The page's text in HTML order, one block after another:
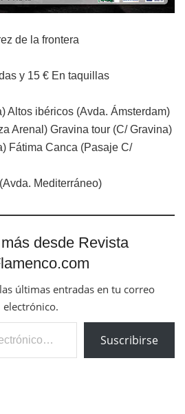
de la frontera
y 15 € En taquillas
Altos ibéricos (Avda. Ámsterdam)
Arenal) Gravina tour (C/ Gravina)
Fátima Canca (Pasaje C/
Mediterráneo)
desde Revista
últimas entradas en tu correo
electrónico.
Suscribirse